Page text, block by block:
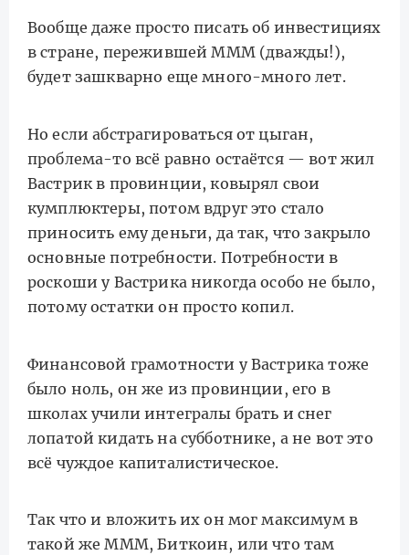
Вообще даже просто писать об инвестициях
в стране, пережившей МММ (дважды!),
будет зашкварно еще много-много лет.
Но если абстрагироваться от цыган,
проблема-то всё равно остаётся — вот жил
Вастрик в провинции, ковырял свои
кумплюктеры, потом вдруг это стало
приносить ему деньги, да так, что закрыло
основные потребности. Потребности в
роскоши у Вастрика никогда особо не было,
потому остатки он просто копил.
Финансовой грамотности у Вастрика тоже
было ноль, он же из провинции, его в
школах учили интегралы брать и снег
лопатой кидать на субботнике, а не вот это
всё чуждое капиталистическое.
Так что и вложить их он мог максимум в
такой же МММ, Биткоин, или что там